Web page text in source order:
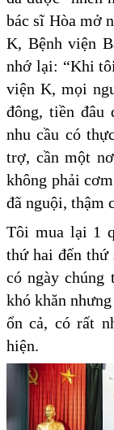
bác sĩ Hòa mở
K, Bệnh viện
nhớ lại: “Khi
viện K, mọi
đông, tiền
nhu cầu có
trợ, cần một
không phải
đã nguội, thậm
Tôi mua lại 1
thứ hai đến thứ
có ngày chúng
khó khăn
ổn cả, có rất
hiện.